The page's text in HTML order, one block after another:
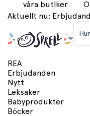
våra butiker
Aktuellt nu:
REA
Erbjudanden
Nytt
Leksaker
Babyprodukter
Böcker